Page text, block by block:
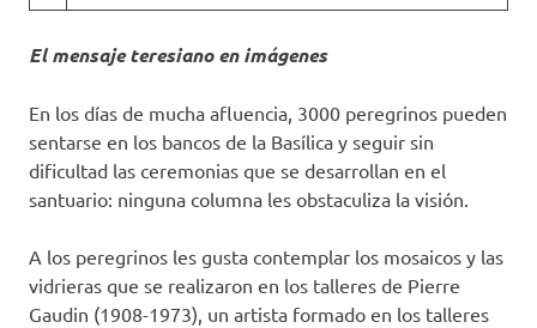
El mensaje teresiano en imágenes
En los días de mucha afluencia, 3000 peregrinos pueden
sentarse en los bancos de la Basílica y seguir sin
dificultad las ceremonias que se desarrollan en el
santuario: ninguna columna les obstaculiza la visión.
A los peregrinos les gusta contemplar los mosaicos y las
vidrieras que se realizaron en los talleres de Pierre
Gaudin (1908-1973), un artista formado en los talleres